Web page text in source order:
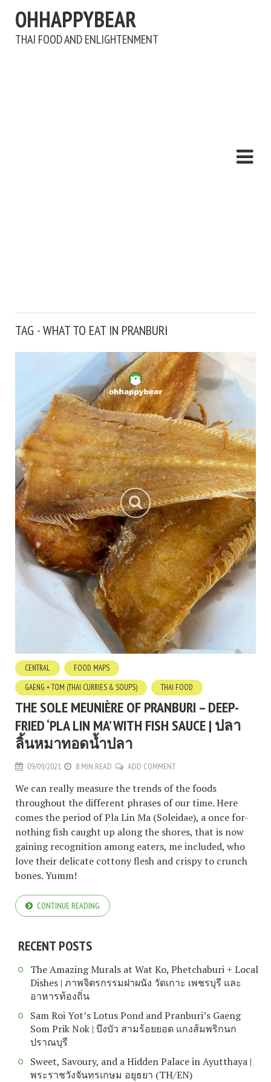
OHHAPPYBEAR
THAI FOOD AND ENLIGHTENMENT
TAG - WHAT TO EAT IN PRANBURI
CENTRAL
FOOD MAPS
GAENG + TOM (THAI CURRIES & SOUPS)
THAI FOOD
THE SOLE MEUNIÈRE OF PRANBURI – DEEP-
FRIED ‘PLA LIN MA’ WITH FISH SAUCE | ปลา
ลิ้นหมาทอดน้ำปลา
09/09/2021 8 MIN READ ADD COMMENT
We can really measure the trends of the foods
throughout the different phrases of our time. Here
comes the period of Pla Lin Ma (Soleidae), a once for-
nothing fish caught up along the shores, that is now
gaining recognition among eaters, me included, who
love their delicate cottony flesh and crispy to crunch
bones. Yumm!
CONTINUE READING
RECENT POSTS
The Amazing Murals at Wat Ko, Phetchaburi + Local
Dishes | ภาพจิตรกรรมฝาผนัง วัดเกาะ เพชรบุรี และ
อาหารท้องถิ่น
Sam Roi Yot’s Lotus Pond and Pranburi’s Gaeng
Som Prik Nok | บึงบัว สามร้อยยอด แกงส้มพริกนก
ปราณบุรี
Sweet, Savoury, and a Hidden Palace in Ayutthaya |
พระราชวังจันทรเกษม อยุธยา (TH/EN)